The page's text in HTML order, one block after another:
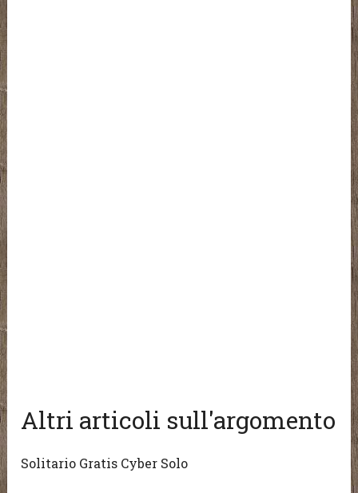
Altri articoli sull'argomento
Solitario Gratis Cyber Solo